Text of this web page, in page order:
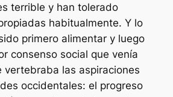
terrible y han tolerado
habitualmente. Y lo
primero alimentar y luego
consenso social que venía
vertebraba las aspiraciones
occidentales: el progreso